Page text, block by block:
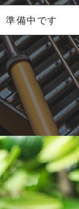
準備中です